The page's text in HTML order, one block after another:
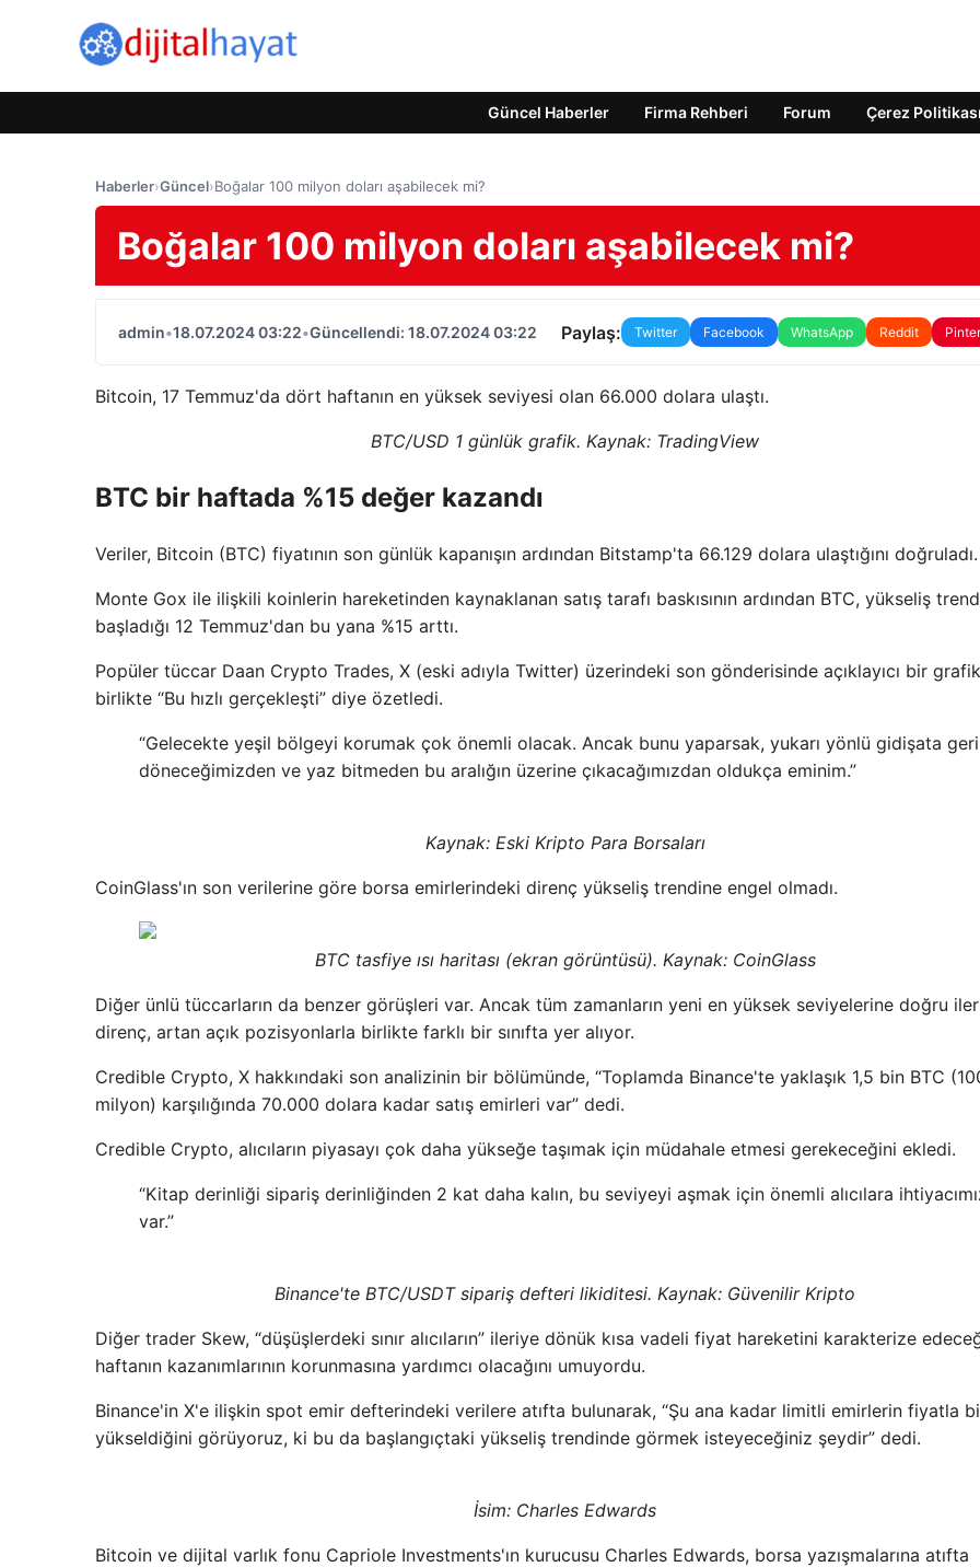
Güncel Haberler Firma Rehberi Forum Çerez Politikası
Haberler›Güncel›Boğalar 100 milyon doları aşabilecek mi?
Boğalar 100 milyon doları aşabilecek mi?
admin•18.07.2024 03:22•Güncellendi: 18.07.2024 03:22 Paylaş: Twitter Facebook WhatsApp Reddit
Bitcoin, 17 Temmuz'da dört haftanın en yüksek seviyesi olan 66.000 dolara ulaştı.
BTC/USD 1 günlük grafik. Kaynak: TradingView
BTC bir haftada %15 değer kazandı
Veriler, Bitcoin (BTC) fiyatının son günlük kapanışın ardından Bitstamp'ta 66.129 dolara ulaştığını doğruladı.
Monte Gox ile ilişkili koinlerin hareketinden kaynaklanan satış tarafı baskısının ardından BTC, yükseliş
başladığı 12 Temmuz'dan bu yana %15 arttı.
Popüler tüccar Daan Crypto Trades, X (eski adıyla Twitter) üzerindeki son gönderisinde açıklayıcı bir
birlikte “Bu hızlı gerçekleşti” diye özetledi.
“Gelecekte yeşil bölgeyi korumak çok önemli olacak. Ancak bunu yaparsak, yukarı yönlü gidişata geri
döneceğimizden ve yaz bitmeden bu aralığın üzerine çıkacağımızdan oldukça eminim.”
Kaynak: Eski Kripto Para Borsaları
CoinGlass'ın son verilerine göre borsa emirlerindeki direnç yükseliş trendine engel olmadı.
BTC tasfiye ısı haritası (ekran görüntüsü). Kaynak: CoinGlass
Diğer ünlü tüccarların da benzer görüşleri var. Ancak tüm zamanların yeni en yüksek seviyelerine doğru
direnç, artan açık pozisyonlarla birlikte farklı bir sınıfta yer alıyor.
Credible Crypto, X hakkındaki son analizinin bir bölümünde, “Toplamda Binance'te yaklaşık 1,5 bin BTC
milyon) karşılığında 70.000 dolara kadar satış emirleri var” dedi.
Credible Crypto, alıcıların piyasayı çok daha yükseğe taşımak için müdahale etmesi gerekeceğini ekledi.
“Kitap derinliği sipariş derinliğinden 2 kat daha kalın, bu seviyeyi aşmak için önemli alıcılara
var.”
Binance'te BTC/USDT sipariş defteri likiditesi. Kaynak: Güvenilir Kripto
Diğer trader Skew, “düşüşlerdeki sınır alıcıların” ileriye dönük kısa vadeli fiyat hareketini karakterize
haftanın kazanımlarının korunmasına yardımcı olacağını umuyordu.
Binance'in X'e ilişkin spot emir defterindeki verilere atıfta bulunarak, “Şu ana kadar limitli emirlerin fiyatla
yükseldiğini görüyoruz, ki bu da başlangıçtaki yükseliş trendinde görmek isteyeceğiniz şeydir” dedi.
İsim: Charles Edwards
Bitcoin ve dijital varlık fonu Capriole Investments'ın kurucusu Charles Edwards, borsa yazışmalarına atıfta